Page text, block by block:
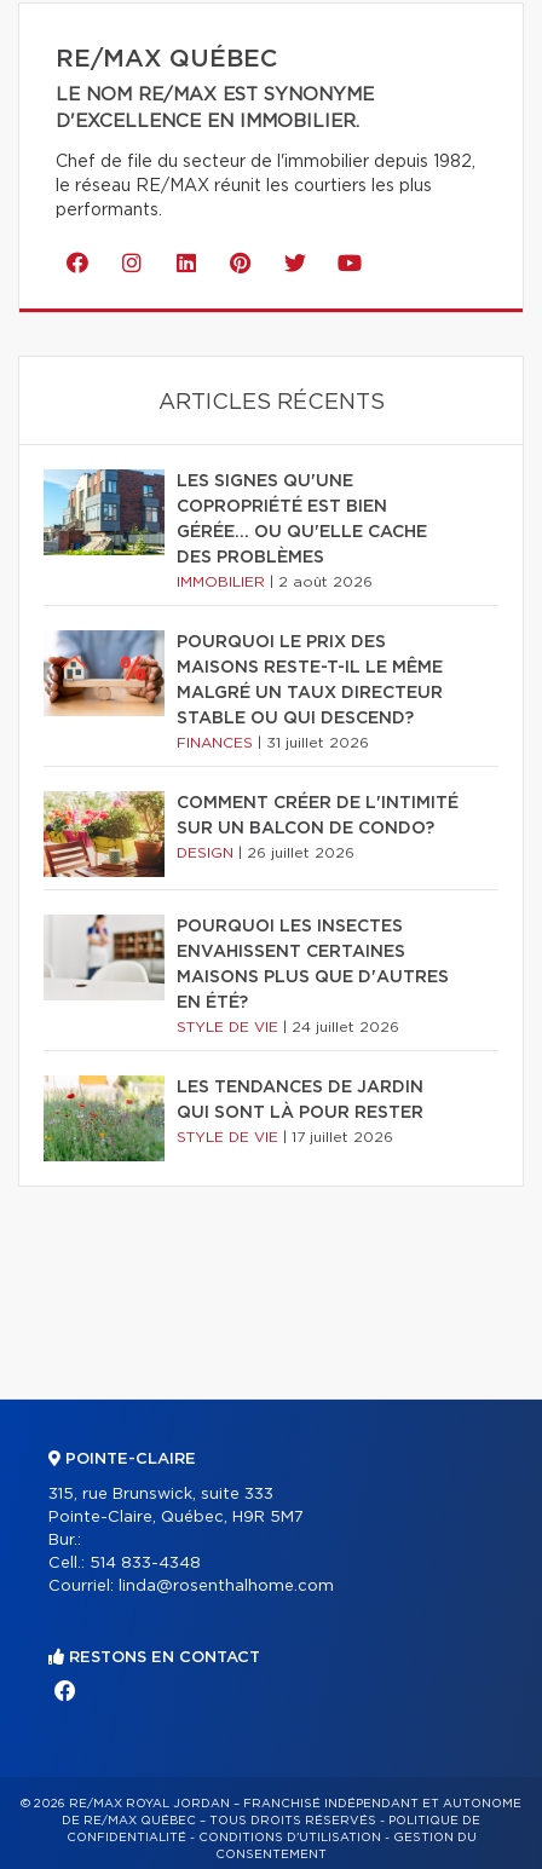
RE/MAX QUÉBEC
LE NOM RE/MAX EST SYNONYME
D'EXCELLENCE EN IMMOBILIER.
Chef de file du secteur de l'immobilier depuis 1982,
le réseau RE/MAX réunit les courtiers les plus
performants.
ARTICLES RÉCENTS
LES SIGNES QU'UNE
COPROPRIÉTÉ EST BIEN
GÉRÉE… OU QU'ELLE CACHE
DES PROBLÈMES
IMMOBILIER 2 août 2026
POURQUOI LE PRIX DES
MAISONS RESTE-T-IL LE MÊME
MALGRÉ UN TAUX DIRECTEUR
STABLE OU QUI DESCEND?
FINANCES 31 juillet 2026
COMMENT CRÉER DE L'INTIMITÉ
SUR UN BALCON DE CONDO?
DESIGN 26 juillet 2026
POURQUOI LES INSECTES
ENVAHISSENT CERTAINES
MAISONS PLUS QUE D'AUTRES
EN ÉTÉ?
STYLE DE VIE 24 juillet 2026
LES TENDANCES DE JARDIN
QUI SONT LÀ POUR RESTER
STYLE DE VIE 17 juillet 2026
POINTE-CLAIRE
315, rue Brunswick, suite 333
Pointe-Claire, Québec, H9R 5M7
Bur.:
Cell.: 514 833-4348
Courriel:
linda@rosenthalhome.com
RESTONS EN CONTACT
© 2026 RE/MAX ROYAL JORDAN – FRANCHISÉ INDÉPENDANT ET AUTONOME
DE RE/MAX QUÉBEC – TOUS DROITS RÉSERVÉS - POLITIQUE DE
CONFIDENTIALITÉ- CONDITIONS D'UTILISATION - GESTION DU
CONSENTEMENT